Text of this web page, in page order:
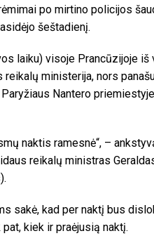
po mirtino policijos
šeštadienį.
laiku) visoje Prancūzijoje iš
ministerija, nors
Nantero
naktis ramesnė“, –
reikalų ministras
sakė, kad per naktį bus
kiek ir praėjusią naktį.